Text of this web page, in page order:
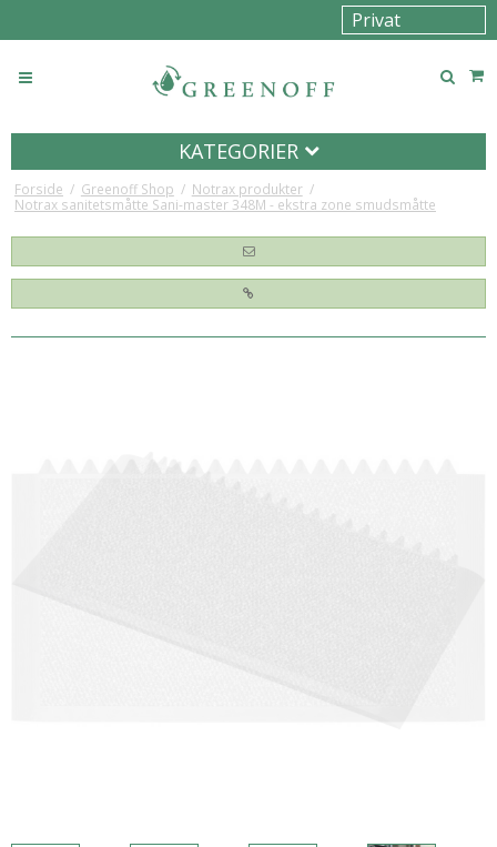
KATEGORIER
Forside / Greenoff Shop / Notrax produkter /
Notrax sanitetsmåtte Sani-master 348M - ekstra zone smudsmåtte